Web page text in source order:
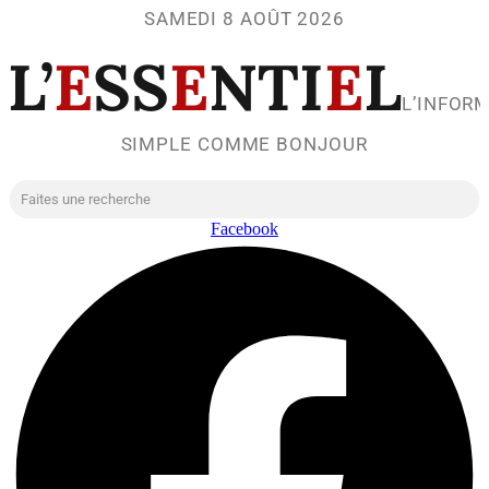
SAMEDI 8 AOÛT 2026
L’ESSENTIEL
SIMPLE COMME BONJOUR
Facebook